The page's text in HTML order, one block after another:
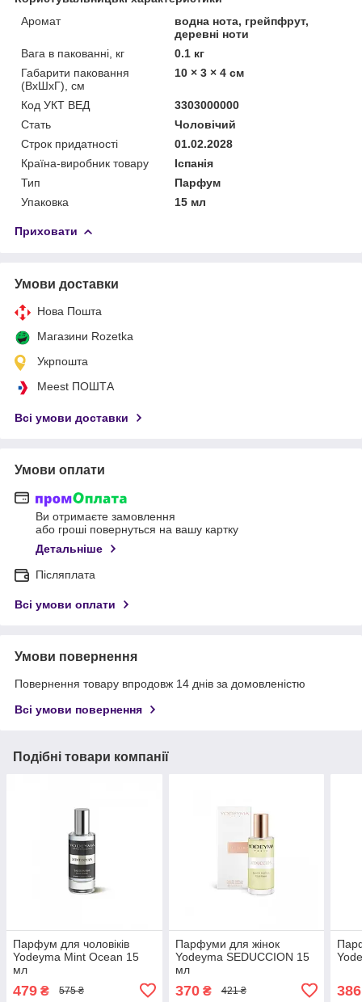
Аромат
водна нота, грейпфрут,
деревні ноти
Вага в пакованні, кг
0.1 кг
Габарити паковання
(ВхШхГ), см
10 × 3 × 4 см
Код УКТ ВЕД
3303000000
Стать
Чоловічий
Строк придатності
01.02.2028
Країна-виробник товару
Іспанія
Тип
Парфум
Упаковка
15 мл
Приховати
Умови доставки
Нова Пошта
Магазини Rozetka
Укрпошта
Meest ПОШТА
Всі умови доставки
Умови оплати
Ви отримаєте замовлення
або гроші повернуться на вашу картку
Детальніше
Післяплата
Всі умови оплати
Умови повернення
Повернення товару впродовж 14 днів за домовленістю
Всі умови повернення
Подібні товари компанії
Парфум для чоловіків
Yodeyma Mint Ocean 15
мл
479 ₴ 575 ₴
Парфуми для жінок
Yodeyma SEDUCCION 15
мл
370₴ 421 ₴ 386